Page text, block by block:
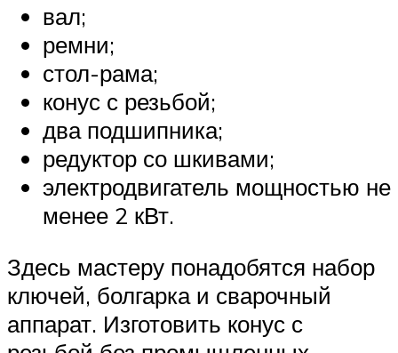
вал;
ремни;
стол-рама;
конус с резьбой;
два подшипника;
редуктор со шкивами;
электродвигатель мощностью не
менее 2 кВт.
Здесь мастеру понадобятся набор
ключей, болгарка и сварочный
аппарат. Изготовить конус с